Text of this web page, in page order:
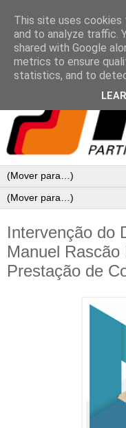
Intervenção do
Manuel
Prestação de
This site uses
and to analyze traffic.
shared with Google
metrics to ensure
statistics, and to